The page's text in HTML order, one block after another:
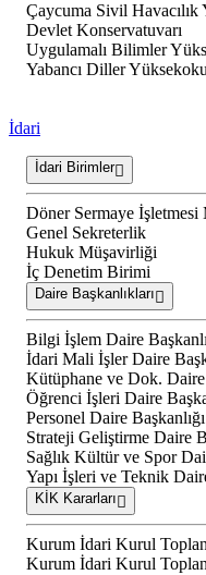
Çaycuma Sivil Havacılık
Devlet Konservatuvarı
Uygulamalı Bilimler
Yabancı Diller
İdari
İdari Birimler
Döner Sermaye İşletmesi
Genel Sekreterlik
Hukuk Müşavirliği
İç Denetim Birimi
Daire Başkanlıkları
Bilgi İşlem Daire
İdari Mali İşler Daire
Kütüphane ve Dok. Daire
Öğrenci İşleri Daire
Personel Daire Başkanlığı
Strateji Geliştirme Daire
Sağlık Kültür ve Spor
Yapı İşleri ve Teknik
KİK Kararları
Kurum İdari Kurul
Kurum İdari Kurul